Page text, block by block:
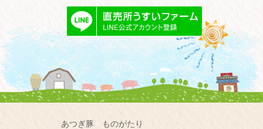
あつぎ豚 ものがたり